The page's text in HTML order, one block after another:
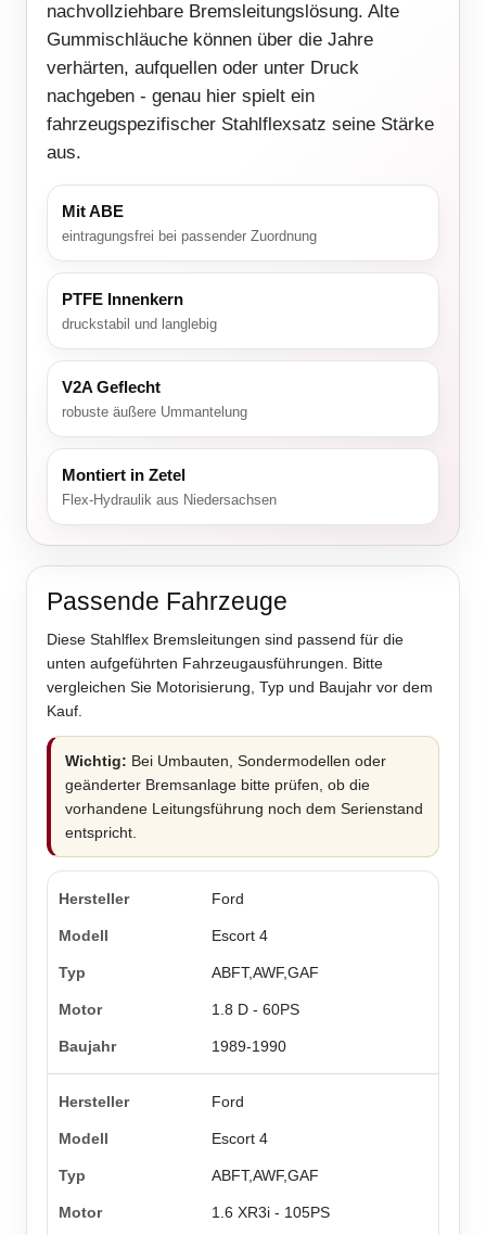
nachvollziehbare Bremsleitungslösung. Alte
Gummischläuche können über die Jahre
verhärten, aufquellen oder unter Druck
nachgeben - genau hier spielt ein
fahrzeugspezifischer Stahlflexsatz seine Stärke
aus.
Mit ABE
eintragungsfrei bei passender Zuordnung
PTFE Innenkern
druckstabil und langlebig
V2A Geflecht
robuste äußere Ummantelung
Montiert in Zetel
Flex-Hydraulik aus Niedersachsen
Passende Fahrzeuge
Diese Stahlflex Bremsleitungen sind passend für die
unten aufgeführten Fahrzeugausführungen. Bitte
vergleichen Sie Motorisierung, Typ und Baujahr vor dem
Kauf.
Wichtig: Bei Umbauten, Sondermodellen oder
geänderter Bremsanlage bitte prüfen, ob die
vorhandene Leitungsführung noch dem Serienstand
entspricht.
Ford
Escort 4
ABFT,AWF,GAF
1.8 D - 60PS
1989-1990
Ford
Escort 4
ABFT,AWF,GAF
1.6 XR3i - 105PS